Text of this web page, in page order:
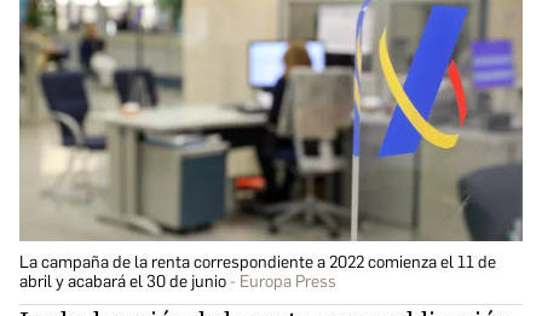
La campaña de la renta correspondiente a 2022 comienza el 11 de
abril y acabará el 30 de junio
Europa Press